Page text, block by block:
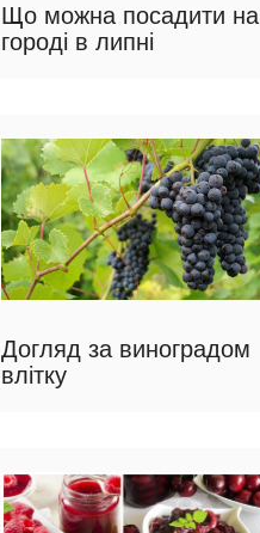
Що можна посадити на
городі в липні
Догляд за виноградом
влітку